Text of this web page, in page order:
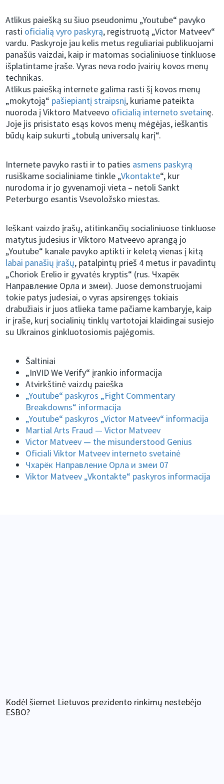
Atlikus paiešką su šiuo pseudonimu „Youtube“ pavyko
rasti oficialią vyro paskyrą, registruotą „Victor Matveev“
vardu. Paskyroje jau kelis metus reguliariai publikuojami
panašūs vaizdai, kaip ir matomas socialiniuose tinkluose
išplatintame įraše. Vyras neva rodo įvairių kovos menų
technikas.
Atlikus paiešką internete galima rasti šį kovos menų
„mokytoją“ pašiepiantį straipsnį, kuriame pateikta
nuoroda į Viktoro Matveevo oficialią interneto svetainę.
Joje jis prisistato esąs kovos menų mėgėjas, ieškantis
būdų kaip sukurti „tobulą universalų karį“.
Internete pavyko rasti ir to paties asmens paskyrą
rusiškame socialiniame tinkle „Vkontakte“, kur
nurodoma ir jo gyvenamoji vieta – netoli Sankt
Peterburgo esantis Vsevoložsko miestas.
Ieškant vaizdo įrašų, atitinkančių socialiniuose tinkluose
matytus judesius ir Viktoro Matveevo aprangą jo
„Youtube“ kanale pavyko aptikti ir keletą vienas į kitą
labai panašių įrašų, patalpintų prieš 4 metus ir pavadintų
„Choriok Erelio ir gyvatės kryptis“ (rus. Чхарёк
Направление Орла и змеи). Juose demonstruojami
tokie patys judesiai, o vyras apsirengęs tokiais
drabužiais ir juos atlieka tame pačiame kambaryje, kaip
ir įraše, kurį socialinių tinklų vartotojai klaidingai susiejo
su Ukrainos ginkluotosiomis pajėgomis.
Šaltiniai
„InVID We Verify“ įrankio informacija
Atvirkštinė vaizdų paieška
„Youtube“ paskyros „Fight Commentary
Breakdowns“ informacija
„Youtube“ paskyros „Victor Matveev“ informacija
Martial Arts Fraud — Victor Matveev
Victor Matveev — the misunderstood Genius
Oficiali Viktor Matveev interneto svetainė
Чхарёк Направление Орла и змеи 07
Viktor Matveev „Vkontakte“ paskyros informacija
Kodėl šiemet Lietuvos prezidento rinkimų nestebėjo
ESBO?